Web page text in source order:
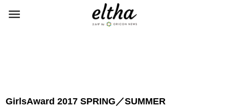
GirlsAward 2017 SPRING／SUMMER